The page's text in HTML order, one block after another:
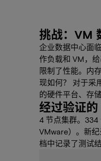
挑战：VM
企业数据中心面
作负载和 VM，
限制了性能。内
现如何？ 对于采
的硬件平台、存
经过验证
4 节点集群。334
VMware）。新
档中记录了测试